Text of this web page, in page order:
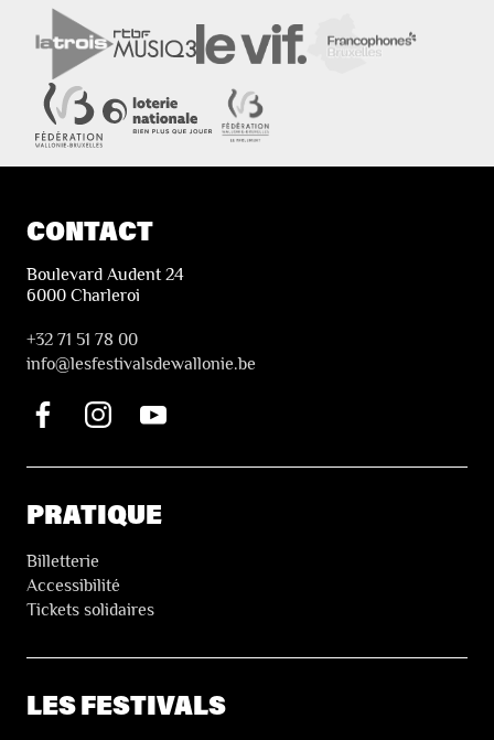
CONTACT
Boulevard Audent 24
6000 Charleroi
+32 71 51 78 00
info@lesfestivalsdewallonie.be
PRATIQUE
Billetterie
Accessibilité
Tickets solidaires
LES FESTIVALS